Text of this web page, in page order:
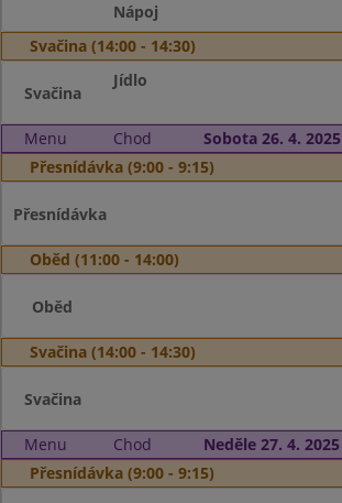
Nápoj
Svačina (14:00 - 14:30)
Svačina
Jídlo
Menu Chod
Sobota 26. 4. 2025
Přesnídávka (9:00 - 9:15)
Přesnídávka
Oběd (11:00 - 14:00)
Oběd
Svačina (14:00 - 14:30)
Svačina
Menu Chod
Neděle 27. 4. 2025
Přesnídávka (9:00 - 9:15)